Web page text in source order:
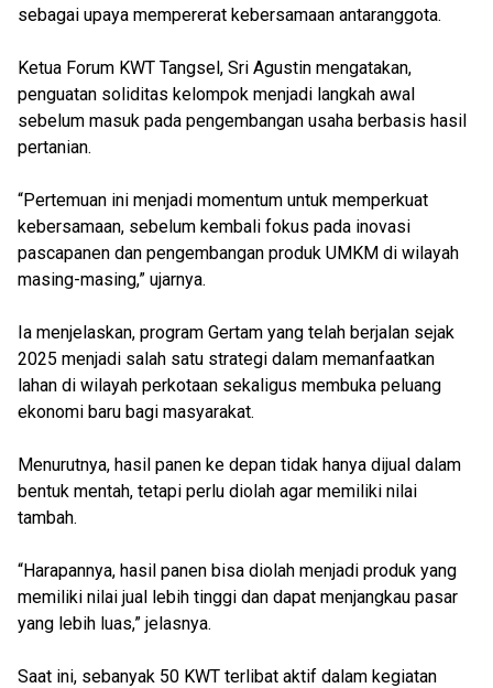
sebagai upaya mempererat kebersamaan antaranggota.
Ketua Forum KWT Tangsel, Sri Agustin mengatakan,
penguatan soliditas kelompok menjadi langkah awal
sebelum masuk pada pengembangan usaha berbasis hasil
pertanian.
“Pertemuan ini menjadi momentum untuk memperkuat
kebersamaan, sebelum kembali fokus pada inovasi
pascapanen dan pengembangan produk UMKM di wilayah
masing-masing,” ujarnya.
Ia menjelaskan, program Gertam yang telah berjalan sejak
2025 menjadi salah satu strategi dalam memanfaatkan
lahan di wilayah perkotaan sekaligus membuka peluang
ekonomi baru bagi masyarakat.
Menurutnya, hasil panen ke depan tidak hanya dijual dalam
bentuk mentah, tetapi perlu diolah agar memiliki nilai
tambah.
“Harapannya, hasil panen bisa diolah menjadi produk yang
memiliki nilai jual lebih tinggi dan dapat menjangkau pasar
yang lebih luas,” jelasnya.
Saat ini, sebanyak 50 KWT terlibat aktif dalam kegiatan